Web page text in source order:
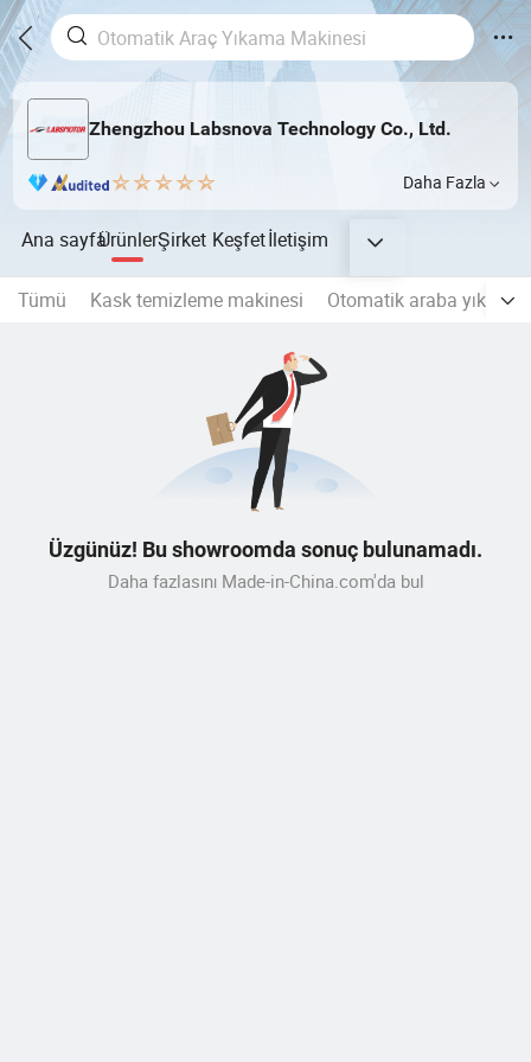
Zhengzhou Labsnova Technology Co., Ltd.
Daha Fazla
Ana sayfaÜrünlerŞirket Keşfetİletişim
Tümü Kask temizleme makinesi Otomatik araba
Üzgünüz! Bu showroomda sonuç bulunamadı.
Daha fazlasını Made-in-China.com'da bul